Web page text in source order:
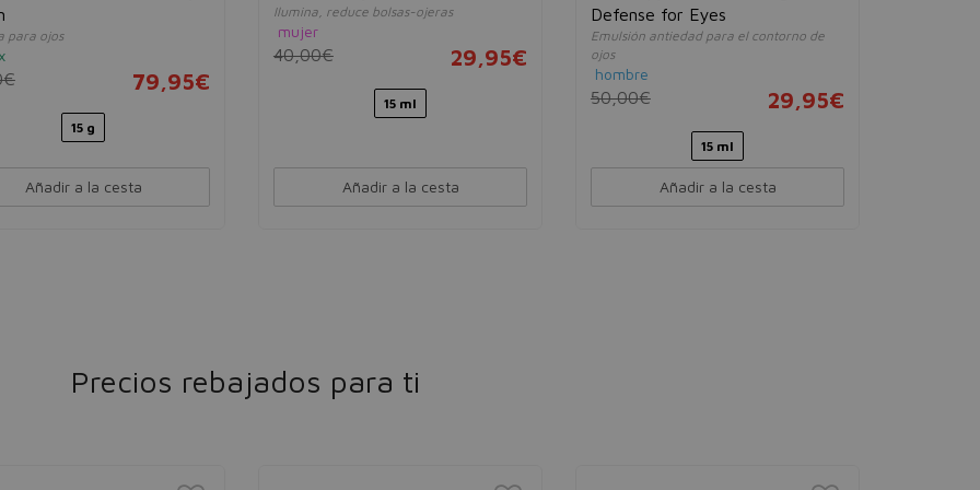
para ojos
79,95€
15 g
Añadir a la cesta
Ilumina, reduce bolsas-ojeras
mujer
40,00€ 29,95€
15 ml
Añadir a la cesta
Defense for Eyes
Emulsión antiedad para el contorno de
ojos
hombre
50,00€ 29,95€
15 ml
Añadir a la cesta
Precios rebajados para ti